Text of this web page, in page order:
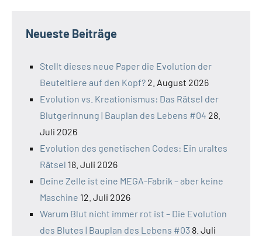
Neueste Beiträge
Stellt dieses neue Paper die Evolution der
Beuteltiere auf den Kopf? 2. August 2026
Evolution vs. Kreationismus: Das Rätsel der
Blutgerinnung | Bauplan des Lebens #04 28.
Juli 2026
Evolution des genetischen Codes: Ein uraltes
Rätsel 18. Juli 2026
Deine Zelle ist eine MEGA-Fabrik – aber keine
Maschine 12. Juli 2026
Warum Blut nicht immer rot ist – Die Evolution
des Blutes | Bauplan des Lebens #03 8. Juli